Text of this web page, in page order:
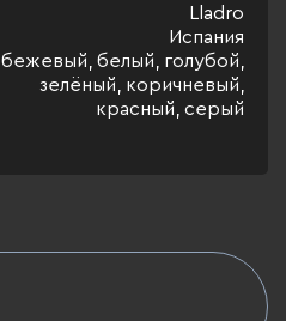
Lladro
Испания
бежевый, белый, голубой,
зелёный, коричневый,
красный, серый